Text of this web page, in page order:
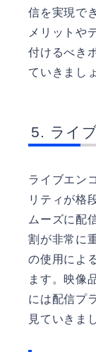
信を実現で
メリットや
付けるべき
ていきまし
ライ
ライブエン
リティが格
ムーズに配
割が非常に
の使用によ
ます。映像
には配信プ
見ていきま